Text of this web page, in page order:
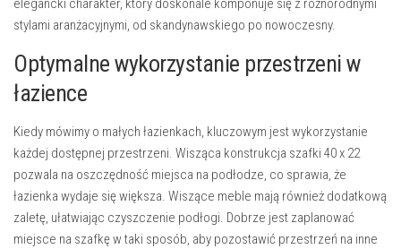
elegancki charakter, który doskonale komponuje się z różnorodnymi
stylami aranżacyjnymi, od skandynawskiego po nowoczesny.
Optymalne wykorzystanie przestrzeni w
łazience
Kiedy mówimy o małych łazienkach, kluczowym jest wykorzystanie
każdej dostępnej przestrzeni. Wisząca konstrukcja szafki 40 x 22
pozwala na oszczędność miejsca na podłodze, co sprawia, że
łazienka wydaje się większa. Wiszące meble mają również dodatkową
zaletę, ułatwiając czyszczenie podłogi. Dobrze jest zaplanować
miejsce na szafkę w taki sposób, aby pozostawić przestrzeń na inne